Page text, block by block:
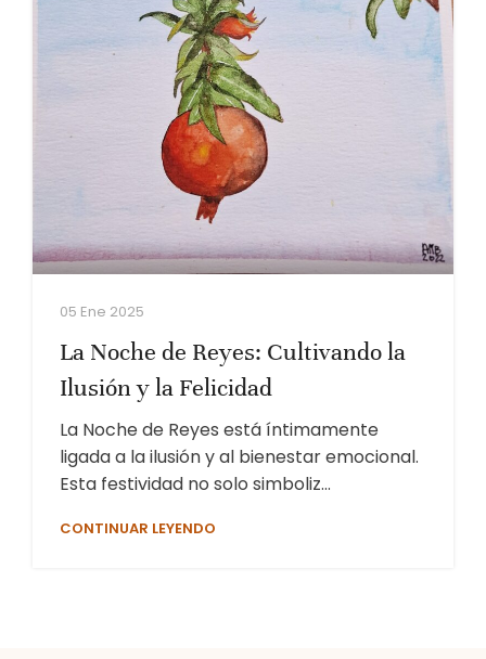
05 Ene 2025
La Noche de Reyes: Cultivando la
Ilusión y la Felicidad
La Noche de Reyes está íntimamente
ligada a la ilusión y al bienestar emocional.
Esta festividad no solo simboliz...
CONTINUAR LEYENDO